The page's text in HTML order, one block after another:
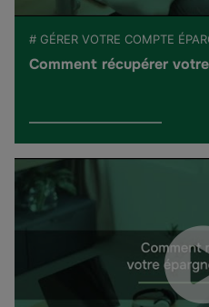
# GÉRER VOTRE COMPTE
Comment récupérer